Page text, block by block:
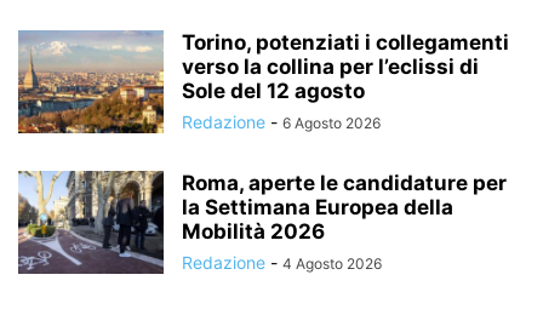
Torino, potenziati i collegamenti
verso la collina per l’eclissi di
Sole del 12 agosto
Redazione - 6 Agosto 2026
Roma, aperte le candidature per
la Settimana Europea della
Mobilità 2026
Redazione - 4 Agosto 2026